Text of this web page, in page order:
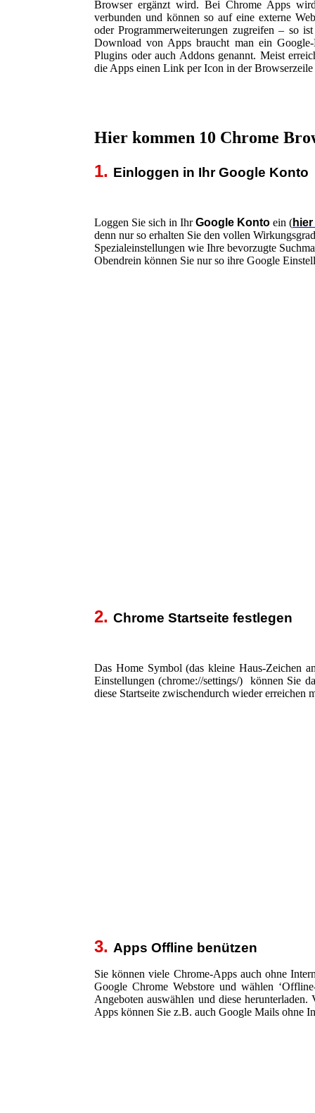
Browser ergänzt wird. Bei Chrome Apps
verbunden und können so auf eine externe
oder Programmerweiterungen zugreifen – so
Download von Apps braucht man ein
Plugins oder auch Addons genannt. Meist
die Apps einen Link per Icon in der
Hier kommen 10 Chrome
1. Einloggen in Ihr Google Konto
Loggen Sie sich in Ihr Google Konto ein (hier
denn nur so erhalten Sie den vollen
Spezialeinstellungen wie Ihre bevorzugte
Obendrein können Sie nur so ihre Google
2. Chrome Startseite festlegen
Das Home Symbol (das kleine Haus-Zeichen
Einstellungen (chrome://settings/) können Sie
diese Startseite zwischendurch wieder
3. Apps Offline benützen
Sie können viele Chrome-Apps auch ohne
Google Chrome Webstore und wählen
Angeboten auswählen und diese
Apps können Sie z.B. auch Google Mails ohne